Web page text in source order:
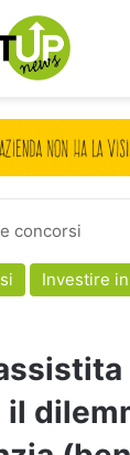
concorsi
Investire
il